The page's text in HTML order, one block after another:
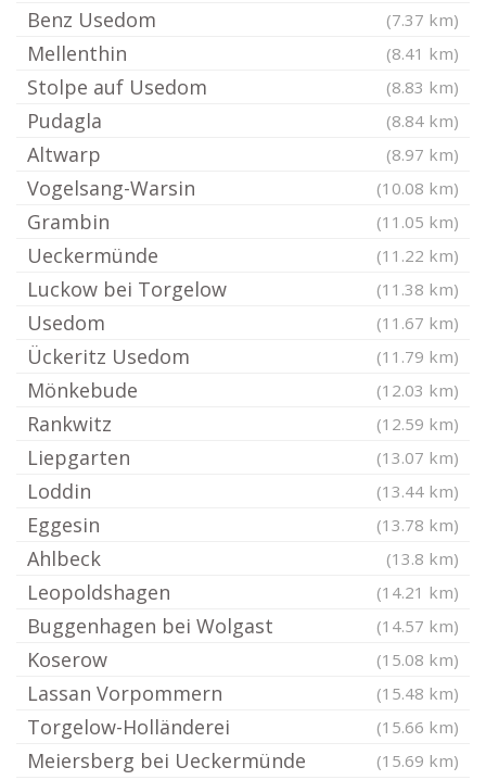
Benz Usedom (7.37 km)
Mellenthin (8.41 km)
Stolpe auf Usedom (8.83 km)
Pudagla (8.84 km)
Altwarp (8.97 km)
Vogelsang-Warsin (10.08 km)
Grambin (11.05 km)
Ueckermünde (11.22 km)
Luckow bei Torgelow (11.38 km)
Usedom (11.67 km)
Ückeritz Usedom (11.79 km)
Mönkebude (12.03 km)
Rankwitz (12.59 km)
Liepgarten (13.07 km)
Loddin (13.44 km)
Eggesin (13.78 km)
Ahlbeck (13.8 km)
Leopoldshagen (14.21 km)
Buggenhagen bei Wolgast (14.57 km)
Koserow (15.08 km)
Lassan Vorpommern (15.48 km)
Torgelow-Holländerei (15.66 km)
Meiersberg bei Ueckermünde (15.69 km)